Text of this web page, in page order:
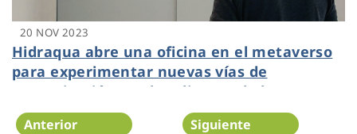
20 NOV 2023
Hidraqua abre una oficina en el metaverso
para experimentar nuevas vías de
comunicación con los clientes de la
Comunitat Valenciana
Anterior Siguiente